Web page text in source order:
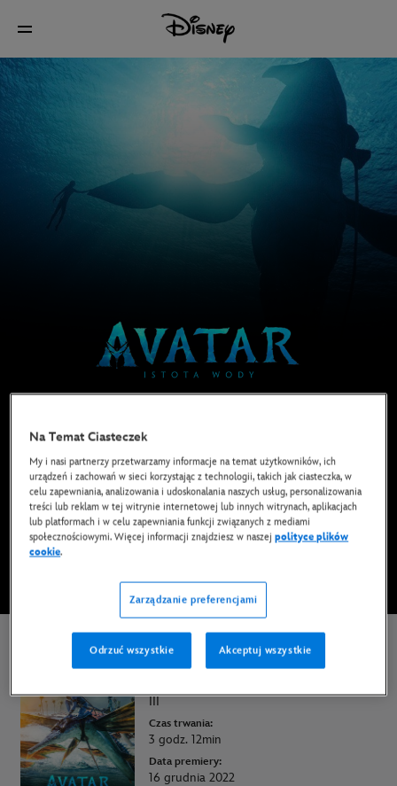
w formie cyfrowej
OGLĄDAJ NA DISNEY+
KUP FILM
* Obowiązują Warunki użytkowania
Avatar: Istota wody
III
Czas trwania:
3 godz. 12min
Data premiery:
16 grudnia 2022
Na Temat Ciasteczek
My i nasi partnerzy przetwarzamy informacje na temat użytkowników, ich
urządzeń i zachowań w sieci korzystając z technologii, takich jak ciasteczka, w
celu zapewniania, analizowania i udoskonalania naszych usług, personalizowania
treści lub reklam w tej witrynie internetowej lub innych witrynach, aplikacjach
lub platformach i w celu zapewniania funkcji związanych z mediami
społecznościowymi. Więcej informacji znajdziesz w naszejpolityce plików
cookie.
Zarządzanie preferencjami
Odrzuć wszystkie Akceptuj wszystkie